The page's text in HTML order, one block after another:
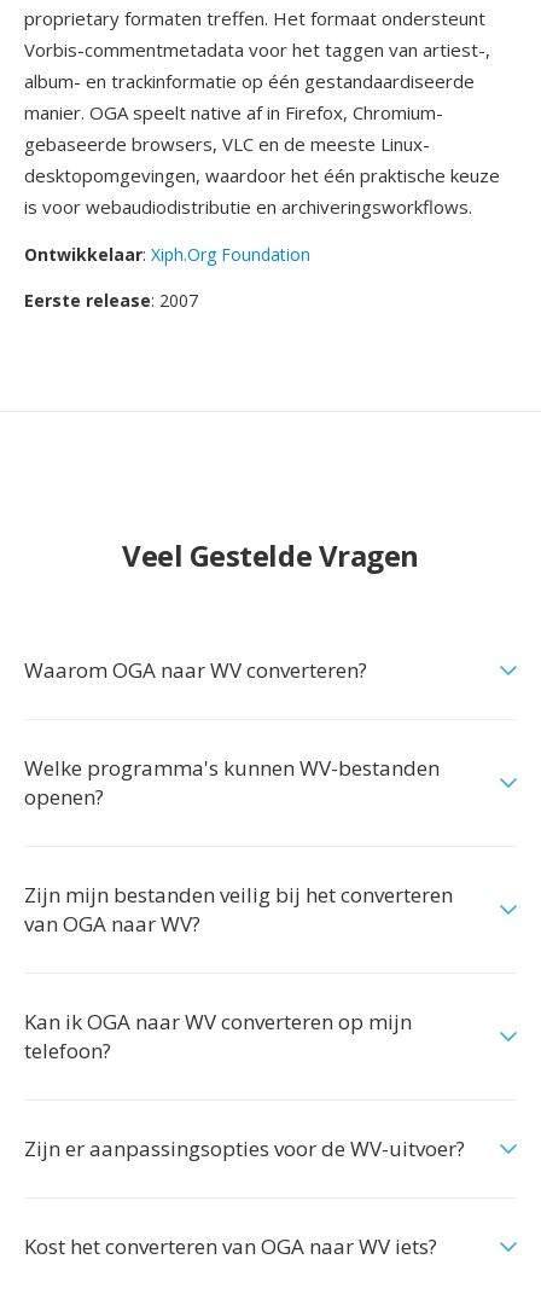
proprietary formaten treffen. Het formaat ondersteunt
Vorbis-commentmetadata voor het taggen van artiest-,
album- en trackinformatie op één gestandaardiseerde
manier. OGA speelt native af in Firefox, Chromium-
gebaseerde browsers, VLC en de meeste Linux-
desktopomgevingen, waardoor het één praktische keuze
is voor webaudiodistributie en archiveringsworkflows.
Ontwikkelaar: Xiph.Org Foundation
Eerste release: 2007
Veel Gestelde Vragen
Waarom OGA naar WV converteren?
Welke programma's kunnen WV-bestanden
openen?
Zijn mijn bestanden veilig bij het converteren
van OGA naar WV?
Kan ik OGA naar WV converteren op mijn
telefoon?
Zijn er aanpassingsopties voor de WV-uitvoer?
Kost het converteren van OGA naar WV iets?